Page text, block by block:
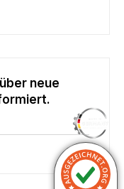
neue